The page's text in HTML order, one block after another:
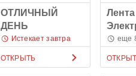
ОТЛИЧНЫЙ
ДЕНЬ
Истекает завтра
ОТКРЫТЬ
Лента
еще